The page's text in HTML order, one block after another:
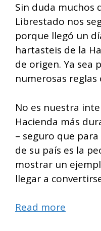
Sin duda muchos
Librestado nos
porque llegó un
hartasteis de la
de origen. Ya sea
numerosas
No es nuestra
Hacienda más
– seguro que
de su país es la
mostrar un
llegar a
Read more